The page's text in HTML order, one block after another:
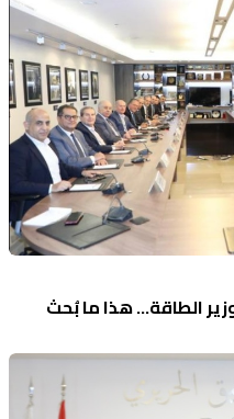
الطاقة... هذا ما بُحث